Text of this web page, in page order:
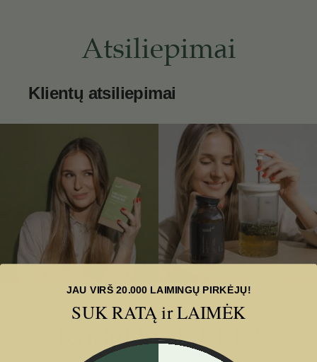
Atsiliepimai
Klientų atsiliepimai
Kodėl SOULEL?
JAU VIRŠ 20.000 LAIMINGŲ PIRKĖJŲ!
SUK RATĄ ir LAIMĖK